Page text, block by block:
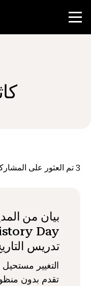
موارد
3 تم العثور على
تدريس
التغيير
تقدم بدون